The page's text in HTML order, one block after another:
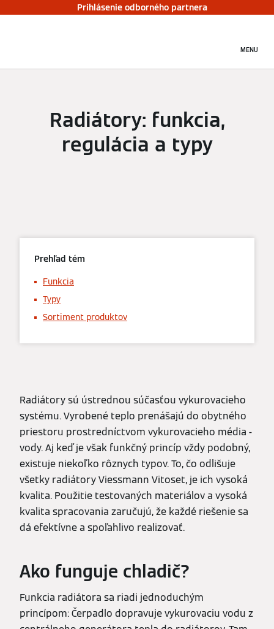
Prihlásenie odborného partnera
MENU
Radiátory: funkcia,
regulácia a typy
Prehľad tém
Funkcia
Typy
Sortiment produktov
Radiátory sú ústrednou súčasťou vykurovacieho
systému. Vyrobené teplo prenášajú do obytného
priestoru prostredníctvom vykurovacieho média -
vody. Aj keď je však funkčný princíp vždy podobný,
existuje niekoľko rôznych typov. To, čo odlišuje
všetky radiátory Viessmann Vitoset, je ich vysoká
kvalita. Použitie testovaných materiálov a vysoká
kvalita spracovania zaručujú, že každé riešenie sa
dá efektívne a spoľahlivo realizovať.
Ako funguje chladič?
Funkcia radiátora sa riadi jednoduchým
princípom: Čerpadlo dopravuje vykurovaciu vodu z